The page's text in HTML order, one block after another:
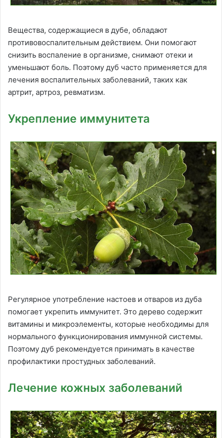
Вещества, содержащиеся в дубе, обладают
противовоспалительным действием. Они помогают
снизить воспаление в организме, снимают отеки и
уменьшают боль. Поэтому дуб часто применяется для
лечения воспалительных заболеваний, таких как
артрит, артроз, ревматизм.
Укрепление иммунитета
Регулярное употребление настоев и отваров из дуба
помогает укрепить иммунитет. Это дерево содержит
витамины и микроэлементы, которые необходимы для
нормального функционирования иммунной системы.
Поэтому дуб рекомендуется принимать в качестве
профилактики простудных заболеваний.
Лечение кожных заболеваний